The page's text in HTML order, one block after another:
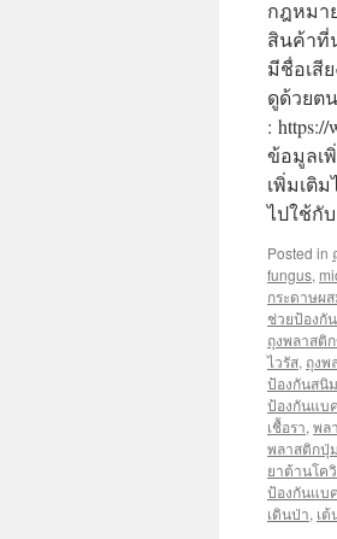
กฎหมา
สินค้าที่
มีชื่อเสี
ดูด้วยต
:
ข้อมูลเ
เพิ่มเติ
ไปใช้กั
Posted in
fungus,
กระดาษผ
ช่วยป้องกั
ถุงพลาสติ
ไวรัส, ถุง
ป้องกันสนิ
ป้องกันแบ
เชื้อรา, พล
พลาสติกปุ่
ยาต้านโค
ป้องกันแบ
เดินป่า, เ